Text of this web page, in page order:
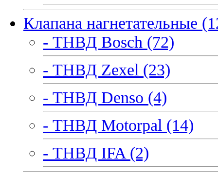
Клапана нагнетательные
- ТНВД Bosch (72)
- ТНВД Zexel (23)
- ТНВД Denso (4)
- ТНВД Motorpal (14)
- ТНВД IFA (2)